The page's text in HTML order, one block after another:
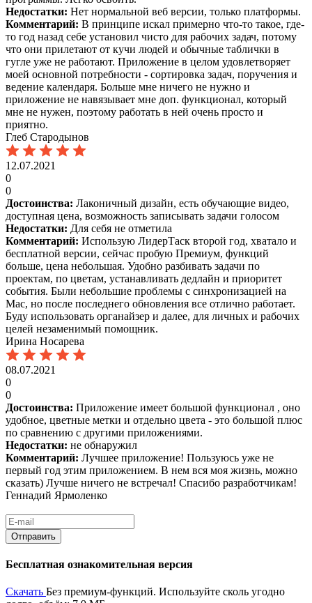
Недостатки: Нет нормальной веб версии, только платформы.
Комментарий: В принципе искал примерно что-то такое, где-
то год назад себе установил чисто для рабочих задач, потому
что они прилетают от кучи людей и обычные таблички в
гугле уже не работают. Приложение в целом удовлетворяет
моей основной потребности - сортировка задач, поручения и
ведение календаря. Больше мне ничего не нужно и
приложение не навязывает мне доп. функционал, который
мне не нужен, поэтому работать в ней очень просто и
приятно.
Глеб Стародынов
12.07.2021
0
0
Достоинства: Лаконичный дизайн, есть обучающие видео,
доступная цена, возможность записывать задачи голосом
Недостатки: Для себя не отметила
Комментарий: Использую ЛидерТаск второй год, хватало и
бесплатной версии, сейчас пробую Премиум, функций
больше, цена небольшая. Удобно разбивать задачи по
проектам, по цветам, устанавливать дедлайн и приоритет
события. Были небольшие проблемы с синхронизацией на
Мас, но после последнего обновления все отлично работает.
Буду использовать органайзер и далее, для личных и рабочих
целей незаменимый помощник.
Ирина Носарева
08.07.2021
0
0
Достоинства: Приложение имеет большой функционал , оно
удобное, цветные метки и отдельно цвета - это большой плюс
по сравнению с другими приложениями.
Недостатки: не обнаружил
Комментарий: Лучшее приложение! Пользуюсь уже не
первый год этим приложением. В нем вся моя жизнь, можно
сказать) Лучше ничего не встречал! Спасибо разработчикам!
Геннадий Ярмоленко
Бесплатная ознакомительная версия
Скачать Без премиум-функций. Используйте сколь угодно